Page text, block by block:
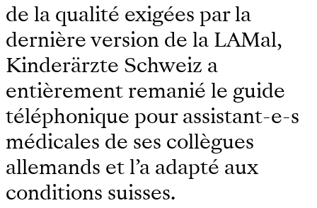
de la qualité exigées par la
dernière version de la LAMal,
Kinderärzte Schweiz a
entièrement remanié le guide
téléphonique pour assistant-e-s
médicales de ses collègues
allemands et l’a adapté aux
conditions suisses.